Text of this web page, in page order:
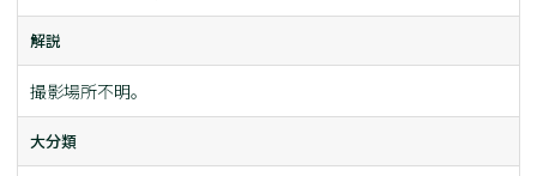
解説
撮影場所不明。
大分類